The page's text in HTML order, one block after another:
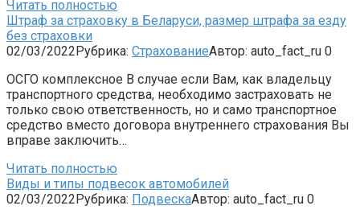
Читать полностью
Штраф за страховку в Беларуси, размер штрафа за езду
без страховки
02/03/2022Рубрика: СтрахованиеАвтор: auto_fact_ru 0
ОСГО комплексное В случае если Вам, как владельцу
транспортного средства, необходимо застраховать не
только свою ответственность, но и само транспортное
средство вместо договора внутреннего страхования Вы
вправе заключить…
Читать полностью
Виды и типы подвесок автомобилей
02/03/2022Рубрика: ПодвескаАвтор: auto_fact_ru 0